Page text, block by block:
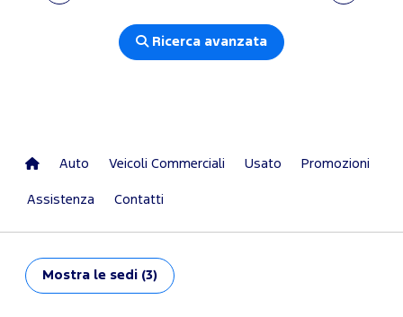
Ricerca avanzata
Auto Veicoli Commerciali Usato Promozioni
Assistenza Contatti
Mostra le sedi (3)